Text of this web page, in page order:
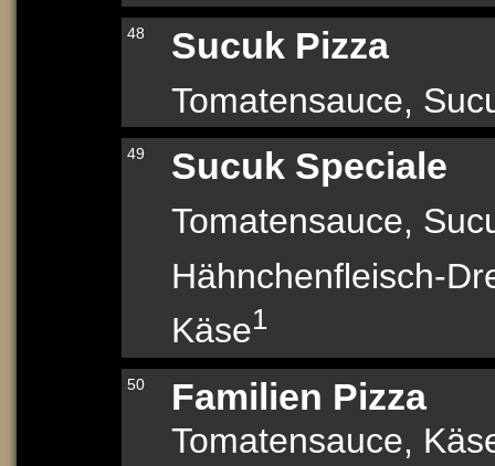
48 Sucuk Pizza
Tomatensauce,
49 Sucuk Speciale
Tomatensauce,
Hähnchenfleisch-
Käse1
50 Familien Pizza
Tomatensauce,